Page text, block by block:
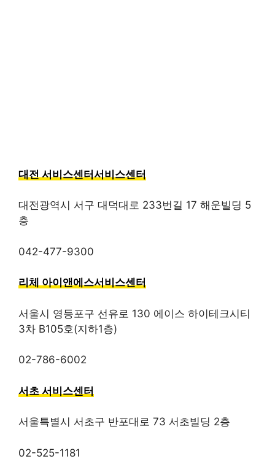
대전 서비스센터서비스센터
대전광역시 서구 대덕대로 233번길 17 해운빌딩 5
층
042-477-9300
리체 아이앤에스서비스센터
서울시 영등포구 선유로 130 에이스 하이테크시티
3차 B105호(지하1층)
02-786-6002
서초 서비스센터
서울특별시 서초구 반포대로 73 서초빌딩 2층
02-525-1181